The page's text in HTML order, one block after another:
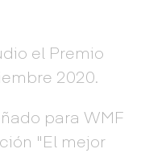
el Premio
2020.
para WMF
"El mejor